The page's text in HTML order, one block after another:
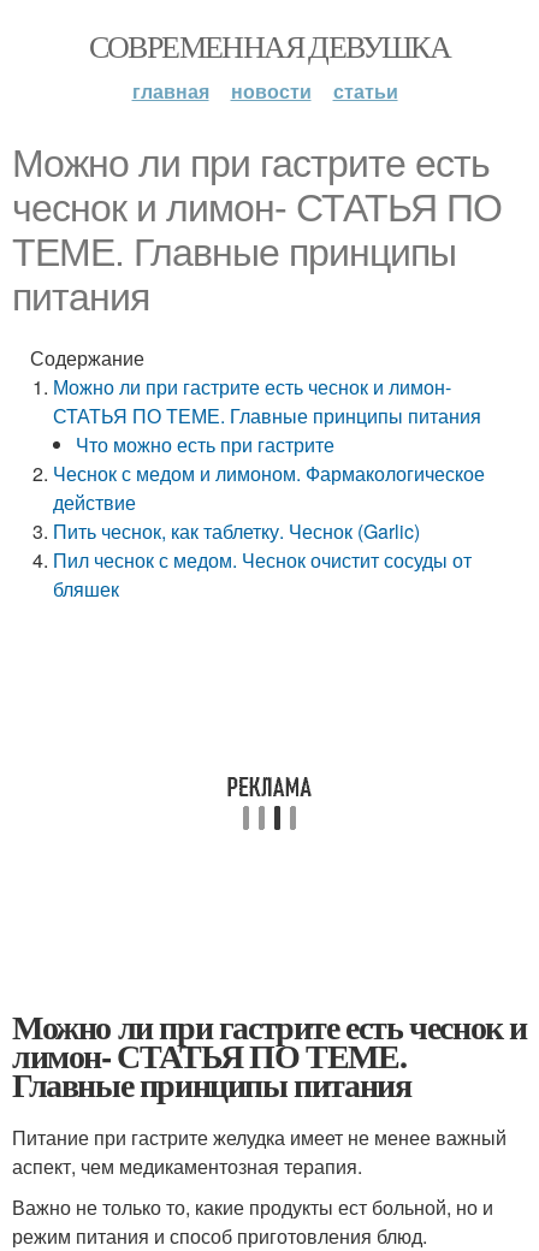
СОВРЕМЕННАЯ ДЕВУШКА
главная новости статьи
Можно ли при гастрите есть
чеснок и лимон- СТАТЬЯ ПО
ТЕМЕ. Главные принципы
питания
Содержание
Можно ли при гастрите есть чеснок и лимон-
СТАТЬЯ ПО ТЕМЕ. Главные принципы питания
Что можно есть при гастрите
Чеснок с медом и лимоном. Фармакологическое
действие
Пить чеснок, как таблетку. Чеснок (Garlic)
Пил чеснок с медом. Чеснок очистит сосуды от
бляшек
Можно ли при гастрите есть чеснок и
лимон- СТАТЬЯ ПО ТЕМЕ.
Главные принципы питания
Питание при гастрите желудка имеет не менее важный
аспект, чем медикаментозная терапия.
Важно не только то, какие продукты ест больной, но и
режим питания и способ приготовления блюд.